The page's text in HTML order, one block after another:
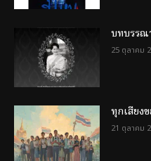
บทบรรณ
25 ตุลาคม
ทุกเสียง
21 ตุลาคม